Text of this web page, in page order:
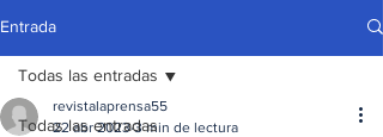
Entrada
Todas las entradas
Todas las entradas
revistalaprensa55
22 abr 2023 3 min de lectura